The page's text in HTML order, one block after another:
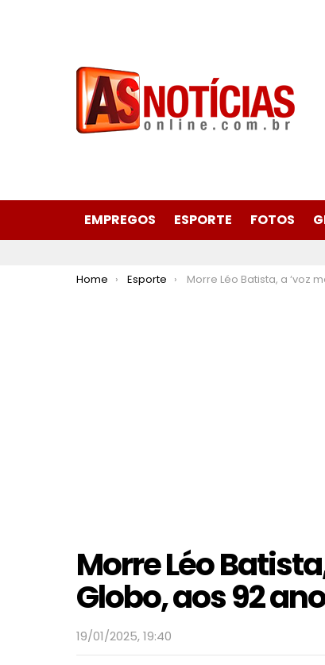
EMPREGOS ESPORTE FOTOS
You are here:
Home Esporte Morre Léo Batista, a ‘voz marcante’ da
Morre Léo
Globo, aos 92
19/01/2025, 19:40